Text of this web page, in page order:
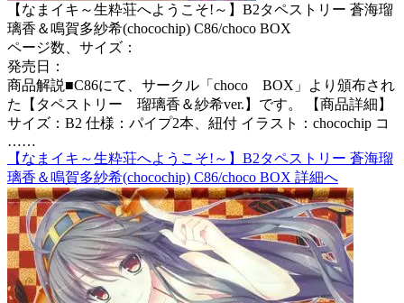
【なまイキ～生粋荘へようこそ!～】B2タペストリー 蒼海瑠
璃香＆鳴賀多紗希(chocochip) C86/choco BOX
ページ数、サイズ：
発売日：
商品解説■C86にて、サークル「choco BOX」より頒布され
た【タペストリー 瑠璃香＆紗希ver.】です。 【商品詳細】
サイズ：B2 仕様：パイプ2本、紐付 イラスト：chocochip コ
……
【なまイキ～生粋荘へようこそ!～】B2タペストリー 蒼海瑠
璃香＆鳴賀多紗希(chocochip) C86/choco BOX 詳細へ